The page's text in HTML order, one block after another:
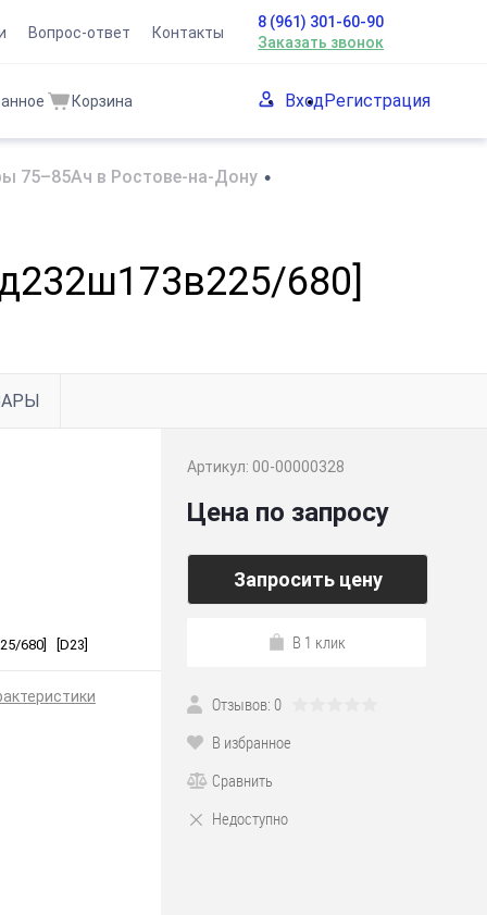
Вопрос-ответ Контакты
8 (961) 301-60-90
Заказать звонок
Корзина ВходРегистрация
75–85Ач в Ростове-на-Дону •
680]
680] [D23]
Артикул: 00-00000328
Цена по запросу
Запросить цену
В 1 клик
Отзывов: 0
В избранное
Сравнить
Недоступно